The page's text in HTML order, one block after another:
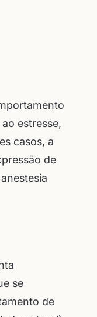
estresse,
casos, a
de
se
de